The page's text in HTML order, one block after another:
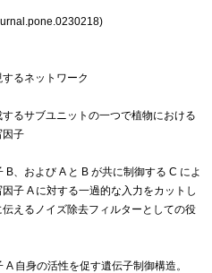
るネットワーク
るサブユニットの一つで植物における
因子
、および A と B が共に制御する C によ
子 A に対する一過的な入力をカットし
えるノイズ除去フィルターとしての役
自身の活性を促す遺伝子制御構造。